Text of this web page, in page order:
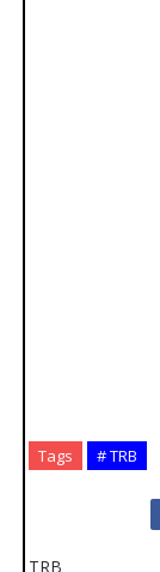
Tags # TRB
TRB